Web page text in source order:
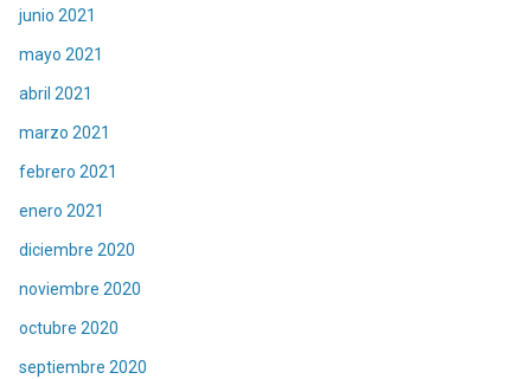
junio 2021
mayo 2021
abril 2021
marzo 2021
febrero 2021
enero 2021
diciembre 2020
noviembre 2020
octubre 2020
septiembre 2020